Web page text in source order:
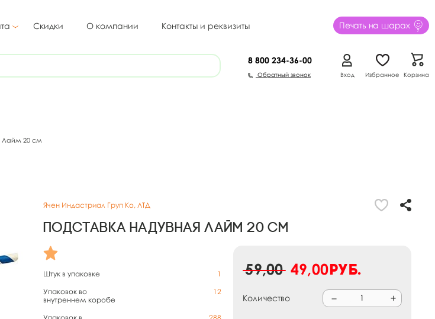
Скидки О компании Контакты и реквизиты Печать на шарах
8 800 234-36-00
Обратный звонок Вход Избранное Корзина
Лайм 20 см
Ячен Индастриал Груп Ко, ЛТД
Подставка надувная Лайм 20 см
Штук в упаковке
1
Упаковок во
внутреннем коробе
12
59,00 49,00руб.
Количество